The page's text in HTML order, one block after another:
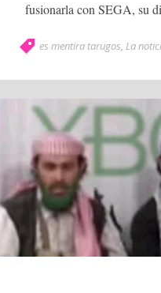
fusionarla con SEGA, su
es mentira tarugos, La